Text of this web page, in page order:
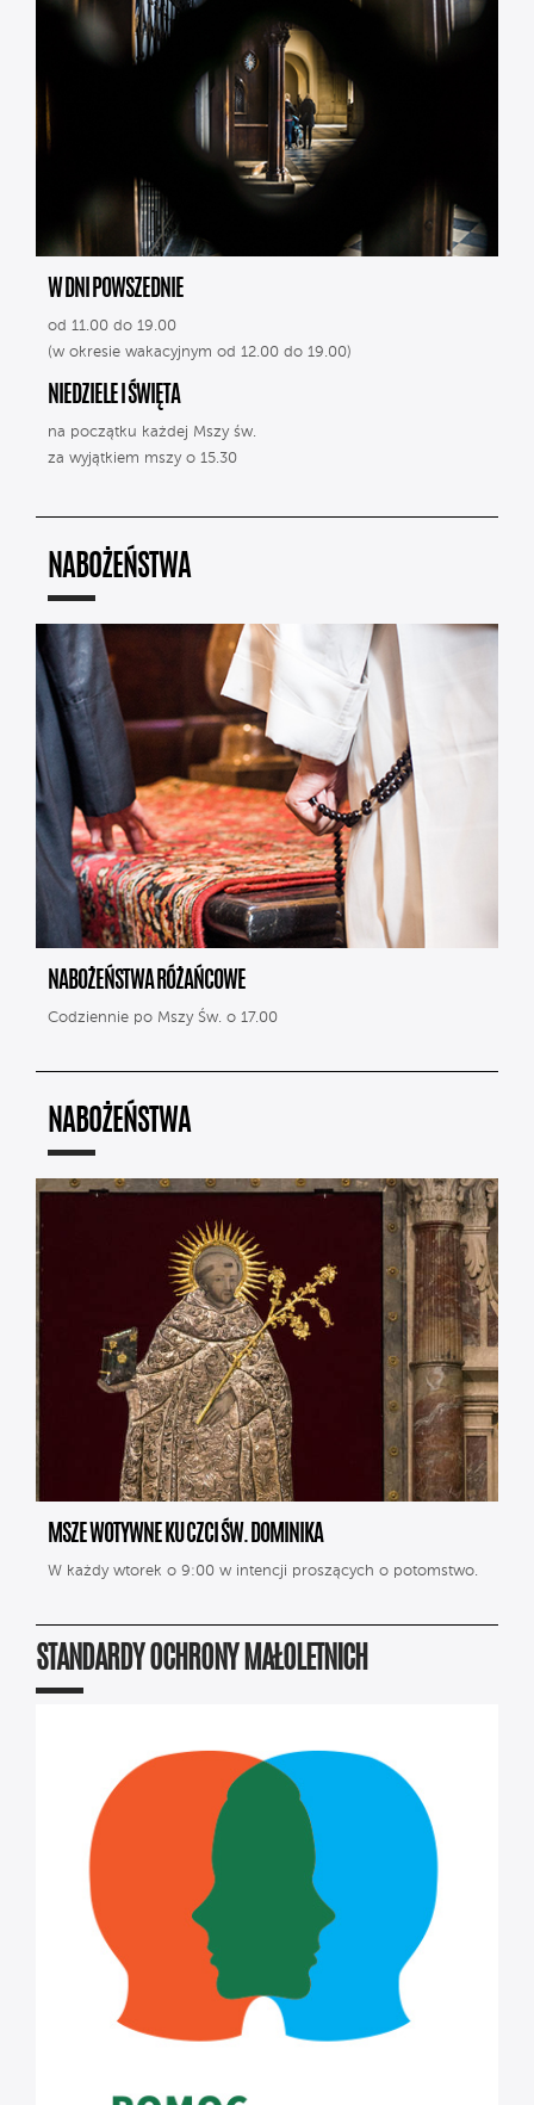
W DNI POWSZEDNIE
od 11.00 do 19.00
(w okresie wakacyjnym od 12.00 do 19.00)
NIEDZIELE I ŚWIĘTA
na początku każdej Mszy św.
za wyjątkiem mszy o 15.30
NABOŻEŃSTWA
NABOŻEŃSTWA RÓŻAŃCOWE
Codziennie po Mszy Św. o 17.00
NABOŻEŃSTWA
MSZE WOTYWNE KU CZCI ŚW. DOMINIKA
W każdy wtorek o 9:00 w intencji proszących o potomstwo.
STANDARDY OCHRONY MAŁOLETNICH